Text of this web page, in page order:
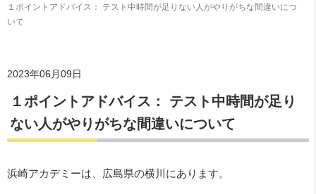
１ポイントアドバイス： テスト中時間が足りない人がやりがちな間違いにつ
いて
2023年06月09日
１ポイントアドバイス： テスト中時間が足り
ない人がやりがちな間違いについて
浜崎アカデミーは、広島県の横川にあります。